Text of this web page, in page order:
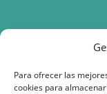
Para ofrecer las
cookies para